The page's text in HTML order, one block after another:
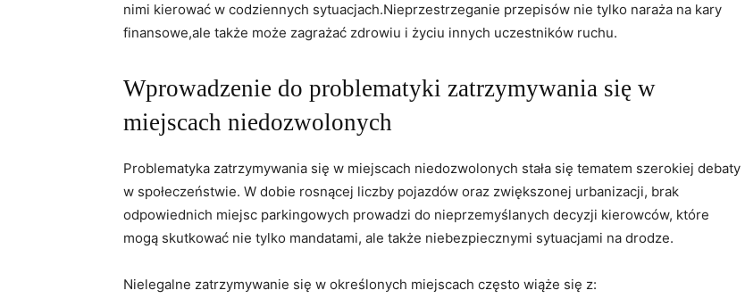
nimi kierować⁣ w codziennych sytuacjach.Nieprzestrzeganie przepisów​ nie tylko naraża na kary
finansowe,ale także może zagrażać zdrowiu i życiu innych⁤ uczestników ruchu.
Wprowadzenie do problematyki zatrzymywania się​ w
miejscach niedozwolonych
Problematyka zatrzymywania się w miejscach niedozwolonych stała się tematem szerokiej ⁢debaty
w⁢ społeczeństwie. W dobie rosnącej liczby pojazdów oraz zwiększonej ‍urbanizacji, brak
odpowiednich miejsc parkingowych prowadzi do⁢ nieprzemyślanych decyzji kierowców, które
mogą⁣ skutkować nie tylko mandatami, ale także ‌niebezpiecznymi sytuacjami ‌na drodze.
Nielegalne zatrzymywanie się w określonych miejscach często ‌wiąże⁤ się z: